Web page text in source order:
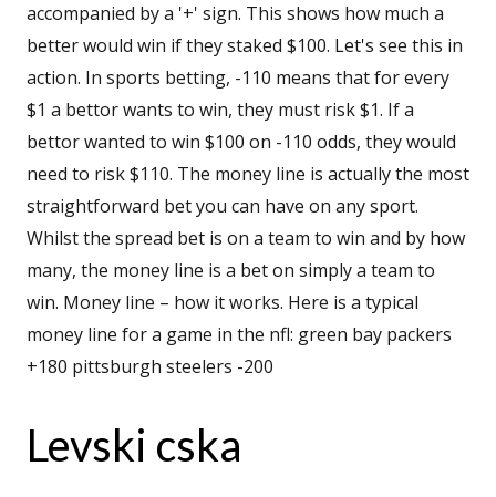
accompanied by a '+' sign. This shows how much a
better would win if they staked $100. Let's see this in
action. In sports betting, -110 means that for every
$1 a bettor wants to win, they must risk $1. If a
bettor wanted to win $100 on -110 odds, they would
need to risk $110. The money line is actually the most
straightforward bet you can have on any sport.
Whilst the spread bet is on a team to win and by how
many, the money line is a bet on simply a team to
win. Money line – how it works. Here is a typical
money line for a game in the nfl: green bay packers
+180 pittsburgh steelers -200
Levski cska